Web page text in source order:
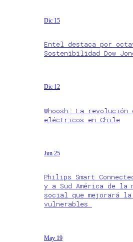
Dic 15
Entel destaca por
Sostenibilidad Dow
Dic 12
Whoosh: La revolución
eléctricos en Chile
Jun 25
Philips Smart
y a Sud América de la
social que mejorará
vulnerables
May 19